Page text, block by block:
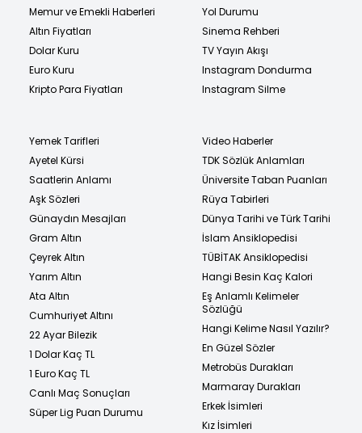
Memur ve Emekli Haberleri
Altın Fiyatları
Dolar Kuru
Euro Kuru
Kripto Para Fiyatları
Yol Durumu
Sinema Rehberi
TV Yayın Akışı
Instagram Dondurma
Instagram Silme
Yemek Tarifleri
Ayetel Kürsi
Saatlerin Anlamı
Aşk Sözleri
Günaydın Mesajları
Gram Altın
Çeyrek Altın
Yarım Altın
Ata Altın
Cumhuriyet Altını
22 Ayar Bilezik
1 Dolar Kaç TL
1 Euro Kaç TL
Canlı Maç Sonuçları
Süper Lig Puan Durumu
Video Haberler
TDK Sözlük Anlamları
Üniversite Taban Puanları
Rüya Tabirleri
Dünya Tarihi ve Türk Tarihi
İslam Ansiklopedisi
TÜBİTAK Ansiklopedisi
Hangi Besin Kaç Kalori
Eş Anlamlı Kelimeler
Sözlüğü
Hangi Kelime Nasıl Yazılır?
En Güzel Sözler
Metrobüs Durakları
Marmaray Durakları
Erkek İsimleri
Kız İsimleri